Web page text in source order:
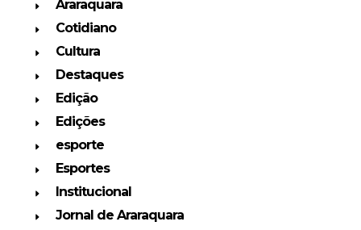
Araraquara
Cotidiano
Cultura
Destaques
Edição
Edições
esporte
Esportes
Institucional
Jornal de Araraquara